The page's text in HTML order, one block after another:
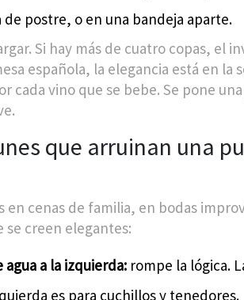
de postre, o en una bandeja aparte.
Si hay más de cuatro copas, el
española, la elegancia está en la
cada vino que se bebe. Se pone
que arruinan una
en cenas de familia, en bodas
se creen elegantes:
agua a la izquierda: rompe la lógica.
es para cuchillos y tenedores.